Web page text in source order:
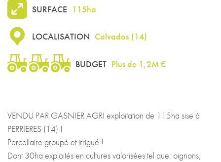
SURFACE 115ha
LOCALISATION Calvados (14)
BUDGET Plus de 1,2M €
VENDU PAR GASNIER AGRI exploitation de 115ha sise à
PERRIERES (14) !
Parcellaire groupé et irrigué !
Dont 30ha exploités en cultures valorisées tel que: oignons,